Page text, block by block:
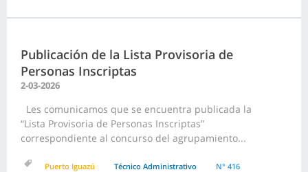
Publicación de la Lista Provisoria de
Personas Inscriptas
2-03-2026
Les comunicamos que se encuentra publicada la
“Lista Provisoria de Personas Inscriptas”
correspondiente al concurso del agrupamiento...
Puerto Iguazú Técnico Administrativo N° 416